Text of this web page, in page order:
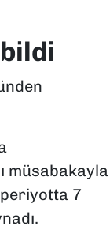
müsabakayla
7